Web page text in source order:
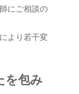
にご相談の
より若干変
を包み